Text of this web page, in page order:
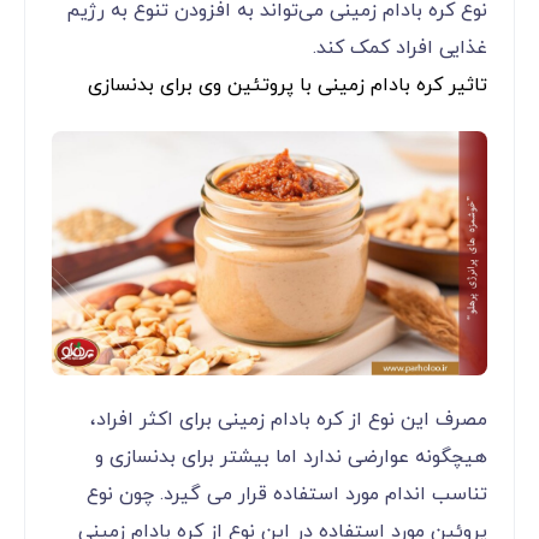
نوع کره بادام زمینی می‌تواند به افزودن تنوع به رژیم
غذایی افراد کمک کند.
تاثیر کره بادام زمینی با پروتئین وی برای بدنسازی
مصرف این نوع از کره بادام زمینی برای اکثر افراد،
هیچگونه عوارضی ندارد اما بیشتر برای بدنسازی و
تناسب اندام مورد استفاده قرار می گیرد. چون نوع
پروئین مورد استفاده در این نوع از کره بادام زمینی